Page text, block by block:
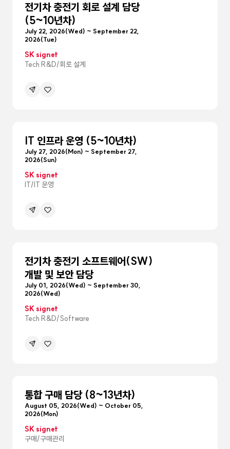
전기차 충전기 회로 설계 담당
(5~10년차)
July 22, 2026(Wed) ~ September 22,
2026(Tue)
SK signet
Tech R&D/회로 설계
공유하기관심공고등록
IT 인프라 운영 (5~10년차)
July 27, 2026(Mon) ~ September 27,
2026(Sun)
SK signet
IT/IT 운영
공유하기관심공고등록
전기차 충전기 소프트웨어(SW)
개발 및 보안 담당
July 01, 2026(Wed) ~ September 30,
2026(Wed)
SK signet
Tech R&D/Software
공유하기관심공고등록
통합 구매 담당 (8~13년차)
August 05, 2026(Wed) ~ October 05,
2026(Mon)
SK signet
구매/구매관리